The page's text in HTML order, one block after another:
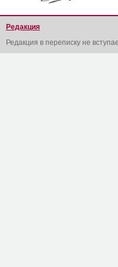
Редакция
Редакция в переписку не